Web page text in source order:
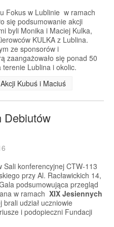
Fokus w Lublinie w ramach
się podsumowanie akcji
byli Monika i Maciej Kulka,
KULKA z Lublina.
ze sponsorów i
zaangażowało się ponad 50
terenie Lublina i okolic.
Kubuś i Maciuś
Debiutów
konferencyjnej CTW-113
przy Al. Racławickich 14,
podsumowująca przegląd
w ramach XIX Jesiennych
brali udział uczniowie
i podopieczni Fundacji